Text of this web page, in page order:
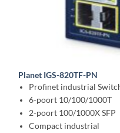
Planet IGS-820TF-PN
Profinet industrial
6-poort 10/100/1000T
2-poort 100/1000X SFP
Compact industrial